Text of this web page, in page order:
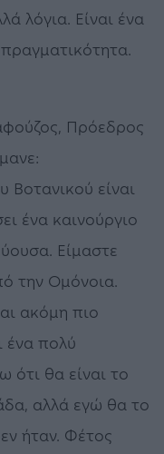
λόγια. Είναι ένα
Πρόεδρος
είναι
ένα καινούργιο
Είμαστε
την Ομόνοια.
ακόμη πιο
ένα πολύ
ότι θα είναι το
αλλά εγώ θα το
ήταν. Φέτος